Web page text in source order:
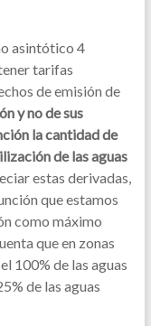
asintótico 4
tarifas
de emisión de
y no de sus
la cantidad de
de las aguas
estas derivadas,
que estamos
como máximo
que en zonas
100% de las aguas
de las aguas